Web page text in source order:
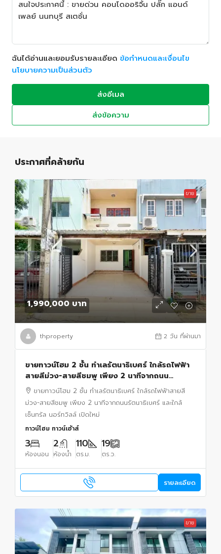
ฉันได้อ่านและยอมรับรายละเอียด ข้อกำหนดและเงื่อนไข
นโยบายความเป็นส่วนตัว
ส่งอีเมล
ส่งข้อความ
ประกาศที่คล้ายกัน
ขาย
1,990,000 บาท
thproperty 2 วัน ที่ผ่านมา
ขายทาวน์โฮม 2 ชั้น ทำเลรัตนาธิเบศร์ ใกล้รถไฟฟ้า
สายสีม่วง-สายสีชมพู เพียง 2 นาทีจากถนน
รัตนาธิเบศร์ และใกล้เซ็นทรัล นอร์ทวิลล์ เปิดใหม่
ขายทาวน์โฮม 2 ชั้น ทำเลรัตนาธิเบศร์ ใกล้รถไฟฟ้าสายสี
ม่วง-สายสีชมพู เพียง 2 นาทีจากถนนรัตนาธิเบศร์ และใกล้
เซ็นทรัล นอร์ทวิลล์ เปิดใหม่
ทาวน์โฮม ทาวน์เฮ้าส์
3
ห้องนอน
2
ห้องน้ำ
110
ตร.ม.
19
ตร.ว.
รายละเอียด
ขาย